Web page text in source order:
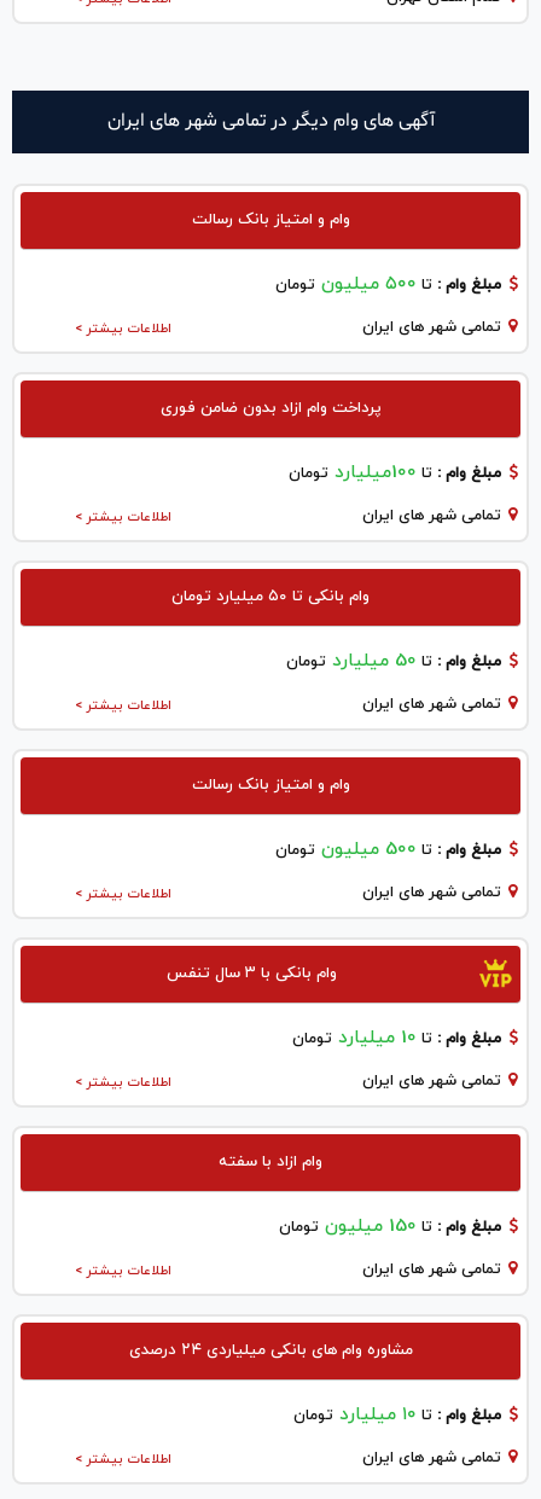
آگهی های وام دیگر در تمامی شهر های ایران
وام و امتیاز بانک رسالت
مبلغ وام : تا ۵۰۰ میلیون تومان
اطلاعات بیشتر > تمامی شهر های ایران
پرداخت وام ازاد بدون ضامن فوری
مبلغ وام : تا 100میلیارد تومان
اطلاعات بیشتر > تمامی شهر های ایران
وام بانکی تا ۵۰ میلیارد تومان
مبلغ وام : تا 50 میلیارد تومان
اطلاعات بیشتر > تمامی شهر های ایران
وام و امتیاز بانک رسالت
مبلغ وام : تا 500 میلیون تومان
اطلاعات بیشتر > تمامی شهر های ایران
وام بانکی با ۳ سال تنفس
مبلغ وام : تا 10 میلیارد تومان
اطلاعات بیشتر > تمامی شهر های ایران
وام ازاد با سفته
مبلغ وام : تا 150 میلیون تومان
اطلاعات بیشتر > تمامی شهر های ایران
مشاوره وام های بانکی میلیاردی ۲۴ درصدی
مبلغ وام : تا ۱۰ میلیارد تومان
اطلاعات بیشتر > تمامی شهر های ایران